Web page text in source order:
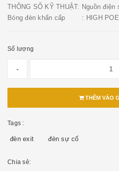
THÔNG SỐ KỸ THUẬT: Nguồn
Bóng đèn khẩn cấp : HIGH
Số lượng
-
THÊM VÀO
Tags :
đèn exit đèn sự cố
Chia sẻ: